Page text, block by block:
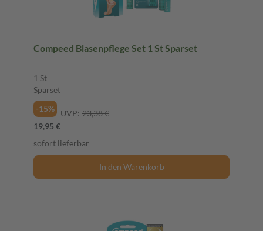
Compeed Blasenpflege Set 1 St Sparset
1 St
Sparset
-15%
UVP: 23,38 €
19,95 €
sofort lieferbar
In den Warenkorb